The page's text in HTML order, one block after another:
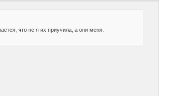
что не я их приучила, а они меня.